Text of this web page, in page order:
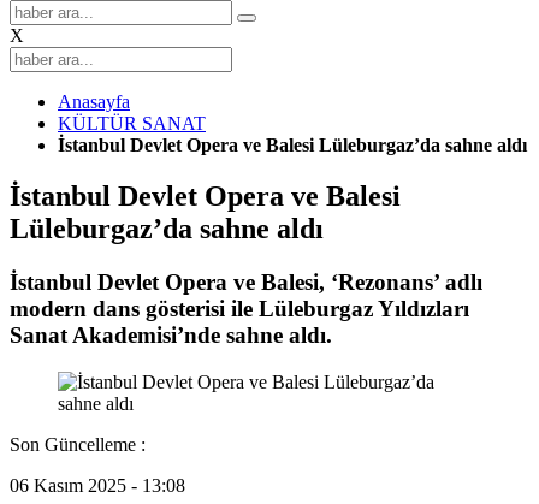
X
Anasayfa
KÜLTÜR SANAT
İstanbul Devlet Opera ve Balesi Lüleburgaz’da sahne aldı
İstanbul Devlet Opera ve Balesi
Lüleburgaz’da sahne aldı
İstanbul Devlet Opera ve Balesi, ‘Rezonans’ adlı
modern dans gösterisi ile Lüleburgaz Yıldızları
Sanat Akademisi’nde sahne aldı.
Son Güncelleme :
06 Kasım 2025 - 13:08